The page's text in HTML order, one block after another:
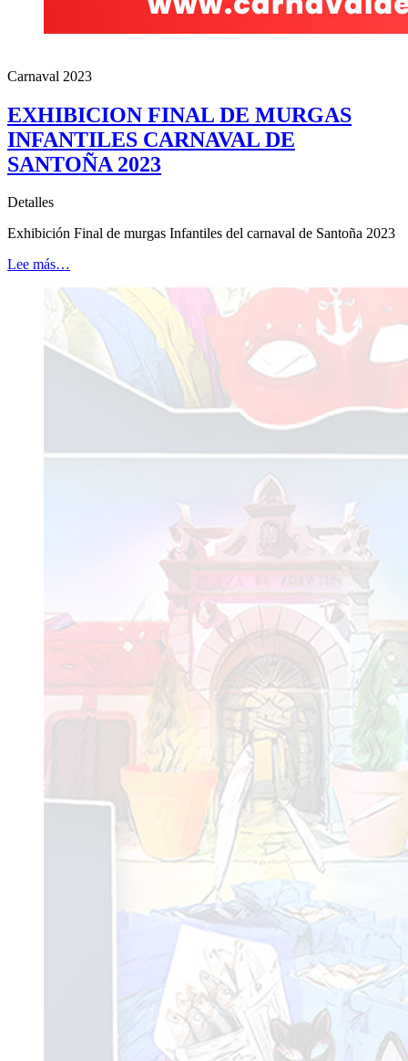
Carnaval 2023
EXHIBICION FINAL DE MURGAS
INFANTILES CARNAVAL DE
SANTOÑA 2023
Detalles
Exhibición Final de murgas Infantiles del carnaval de Santoña 2023
Lee más…